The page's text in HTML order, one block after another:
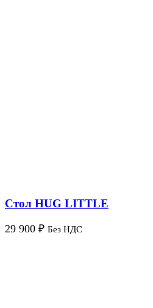
Стол HUG LITTLE
29 900 ₽ Без НДС